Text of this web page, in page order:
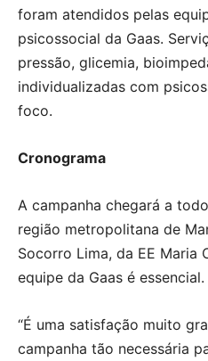
foram atendidos pelas
psicossocial da Gaas.
pressão, glicemia,
individualizadas com
foco.
Cronograma
A campanha chegará a
região metropolitana de
Socorro Lima, da EE Maria
equipe da Gaas é essencial.
“É uma satisfação muito
campanha tão necessária